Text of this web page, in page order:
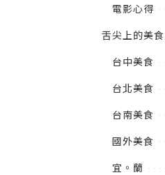
電影心得
舌尖上的美
台中美食
台北美食
台南美食
國外美食
宜。蘭